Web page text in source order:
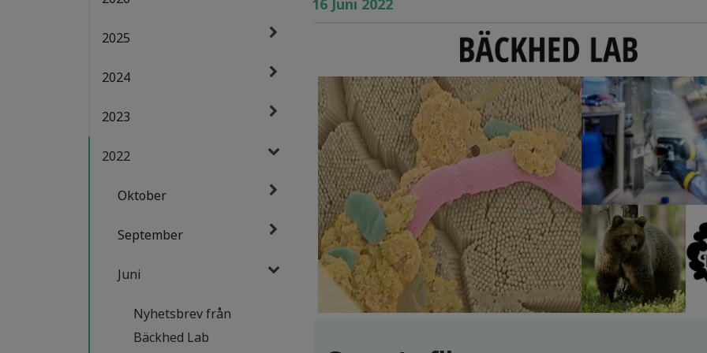
2025
2024
2023
2022
Oktober
September
Juni
Nyhetsbrev från
Bäckhed Lab
16 Juni 2022